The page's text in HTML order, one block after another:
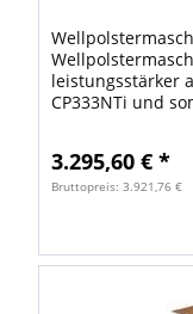
leistungsstärker
CP333NTi und
3.295,60 € *
Bruttopreis: 3.921,76 €